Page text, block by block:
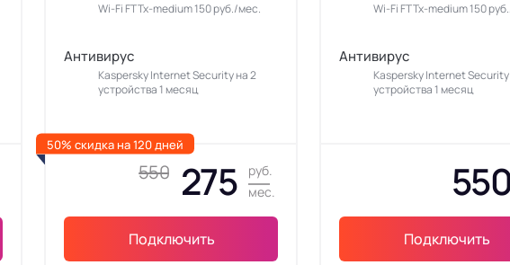
Wi-Fi FTTx-medium 150 руб./мес.
Антивирус
Kaspersky Internet Security на 2
устройства 1 месяц
550 275
руб.
мес.
Подключить
50% скидка на 120 дней
Wi-Fi FTTx-medium 150
Антивирус
Kaspersky Internet
устройства 1 месяц
550
Подключить